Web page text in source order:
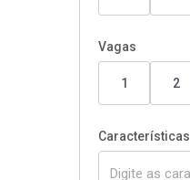
Vagas
1 2
Características